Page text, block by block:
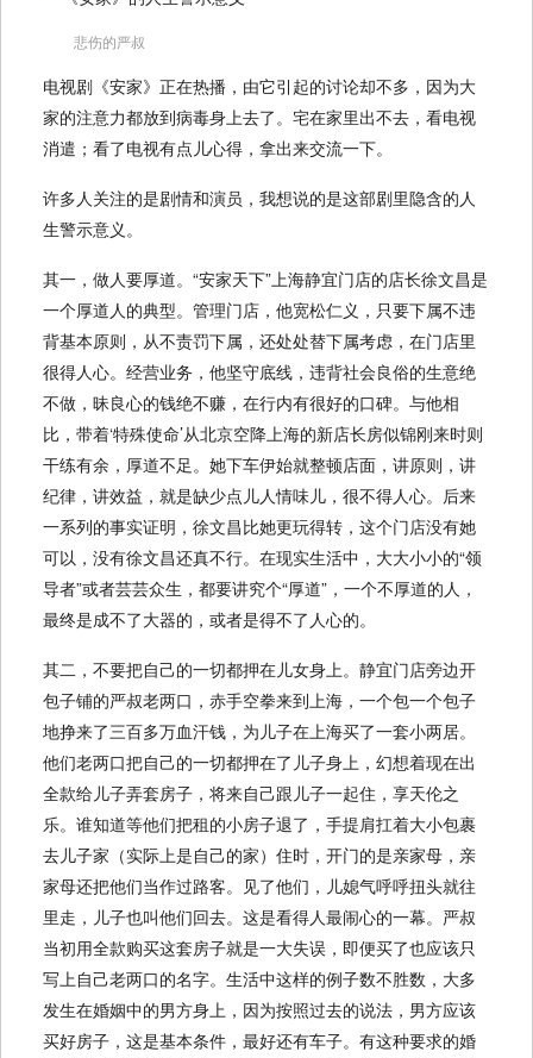
悲伤的严叔
电视剧《安家》正在热播，由它引起的讨论却不多，因为大
家的注意力都放到病毒身上去了。宅在家里出不去，看电视
消遣；看了电视有点儿心得，拿出来交流一下。
许多人关注的是剧情和演员，我想说的是这部剧里隐含的人
生警示意义。
其一，做人要厚道。“安家天下”上海静宜门店的店长徐文昌是
一个厚道人的典型。管理门店，他宽松仁义，只要下属不违
背基本原则，从不责罚下属，还处处替下属考虑，在门店里
很得人心。经营业务，他坚守底线，违背社会良俗的生意绝
不做，昧良心的钱绝不赚，在行内有很好的口碑。与他相
比，带着‘特殊使命’从北京空降上海的新店长房似锦刚来时则
干练有余，厚道不足。她下车伊始就整顿店面，讲原则，讲
纪律，讲效益，就是缺少点儿人情味儿，很不得人心。后来
一系列的事实证明，徐文昌比她更玩得转，这个门店没有她
可以，没有徐文昌还真不行。在现实生活中，大大小小的“领
导者”或者芸芸众生，都要讲究个“厚道”，一个不厚道的人，
最终是成不了大器的，或者是得不了人心的。
其二，不要把自己的一切都押在儿女身上。静宜门店旁边开
包子铺的严叔老两口，赤手空拳来到上海，一个包一个包子
地挣来了三百多万血汗钱，为儿子在上海买了一套小两居。
他们老两口把自己的一切都押在了儿子身上，幻想着现在出
全款给儿子弄套房子，将来自己跟儿子一起住，享天伦之
乐。谁知道等他们把租的小房子退了，手提肩扛着大小包裹
去儿子家（实际上是自己的家）住时，开门的是亲家母，亲
家母还把他们当作过路客。见了他们，儿媳气呼呼扭头就往
里走，儿子也叫他们回去。这是看得人最闹心的一幕。严叔
当初用全款购买这套房子就是一大失误，即便买了也应该只
写上自己老两口的名字。生活中这样的例子数不胜数，大多
发生在婚姻中的男方身上，因为按照过去的说法，男方应该
买好房子，这是基本条件，最好还有车子。有这种要求的婚